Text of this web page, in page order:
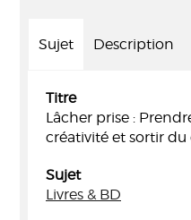
Sujet Description
Titre
Lâcher prise :
créativité et sortir
Sujet
Livres & BD